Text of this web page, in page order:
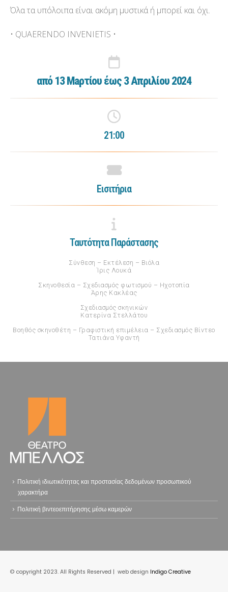
Όλα τα υπόλοιπα είναι ακόμη μυστικά ή μπορεί και όχι.
• QUAERENDO INVENIETIS •
από 13 Maρτίου έως 3 Απριλίου 2024
21:00
Εισιτήρια
Ταυτότητα Παράστασης
Σύνθεση – Εκτέλεση – Βιόλα
Ίρις Λουκά
Σκηνοθεσία – Σχεδιασμός φωτισμού – Ηχοτοπία
Άρης Κακλέας
Σχεδιασμός σκηνικών
Κατερίνα Στελλάτου
Βοηθός σκηνοθέτη – Γραφιστική επιμέλεια – Σχεδιασμός Βίντεο
Τατιάνα Υφαντή
Πολιτική ιδιωτικότητας και προστασίας δεδομένων προσωπικού
χαρακτήρα
Πολιτική βιντεοεπιτήρησης μέσω καμερών
© copyright 2023. All Rights Reserved | web design Indigo Creative